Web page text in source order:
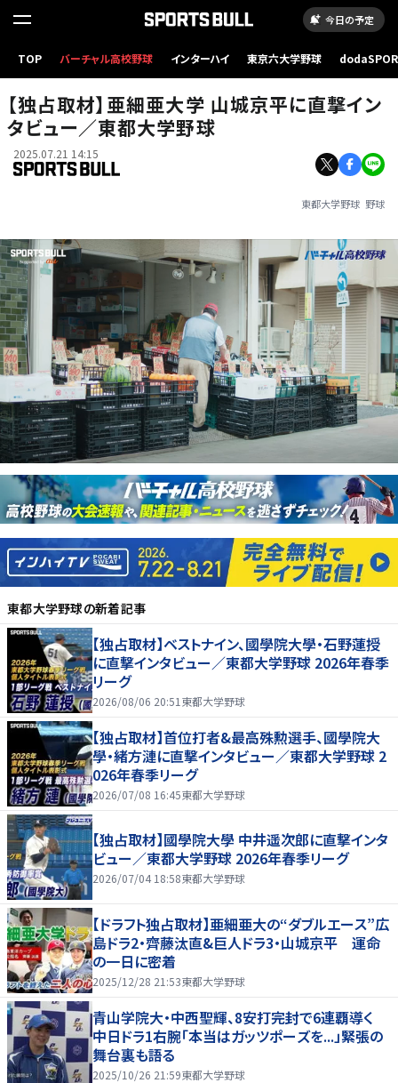
今日の予定
TOP バーチャル高校野球 インターハイ 東京六大学野球
【独占取材】亜細亜大学 山城京平に直撃イン
タビュー／東都大学野球
2025.07.21 14:15
東都大学野球 野球
東都大学野球の新着記事
【独占取材】ベストナイン、國學院大學・石野蓮授
に直撃インタビュー／東都大学野球 2026年春季
リーグ
2026/08/06 20:51 東都大学野球
【独占取材】首位打者&最高殊勲選手、國學院大
學・緒方漣に直撃インタビュー／東都大学野球 2
026年春季リーグ
2026/07/08 16:45東都大学野球
【独占取材】國學院大學 中井遥次郎に直撃インタ
ビュー／東都大学野球 2026年春季リーグ
2026/07/04 18:58東都大学野球
【ドラフト独占取材】亜細亜大の“ダブルエース”広
島ドラ2・齊藤汰直&巨人ドラ3・山城京平 運命
の一日に密着
2025/12/28 21:53東都大学野球
青山学院大・中西聖輝、8安打完封で6連覇導く
中日ドラ1右腕「本当はガッツポーズを...」緊張の
舞台裏も語る
2025/10/26 21:59東都大学野球